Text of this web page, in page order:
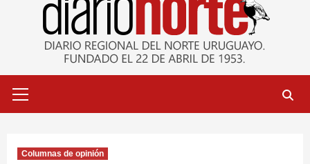
primario
Columnas de opinión